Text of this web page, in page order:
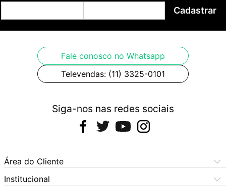
Cadastrar
Fale conosco no Whatsapp
Televendas: (11) 3325-0101
Siga-nos nas redes sociais
Área do Cliente
Meus Pedidos
Institucional